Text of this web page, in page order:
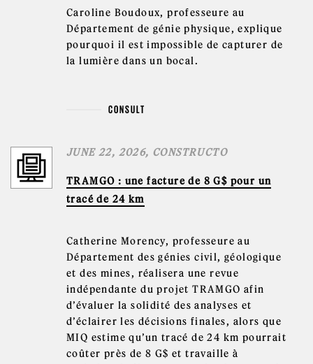
Caroline Boudoux, professeure au
Département de génie physique, explique
pourquoi il est impossible de capturer de
la lumière dans un bocal.
CONSULT
JUNE 22, 2026, CONSTRUCTO
TRAMGO : une facture de 8 G$ pour un
tracé de 24 km
Catherine Morency, professeure au
Département des génies civil, géologique
et des mines, réalisera une revue
indépendante du projet TRAMGO afin
d’évaluer la solidité des analyses et
d’éclairer les décisions finales, alors que
MIQ estime qu’un tracé de 24 km pourrait
coûter près de 8 G$ et travaille à